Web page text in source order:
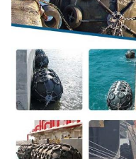
20000 0,25
15000 0,26
10000 0,28
5000 0,33